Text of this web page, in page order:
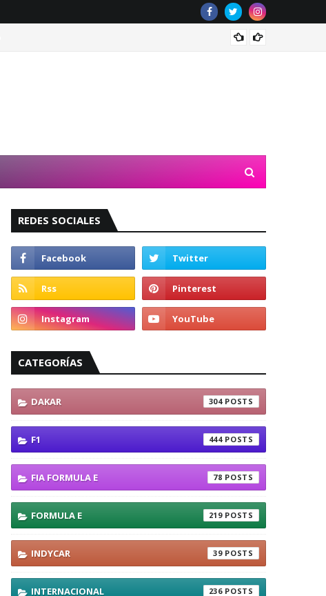
REDES SOCIALES
CATEGORÍAS
DAKAR 304
F1 444
FIA FORMULA E 78
FORMULA E 219
INDYCAR 39
INTERNACIONAL 236